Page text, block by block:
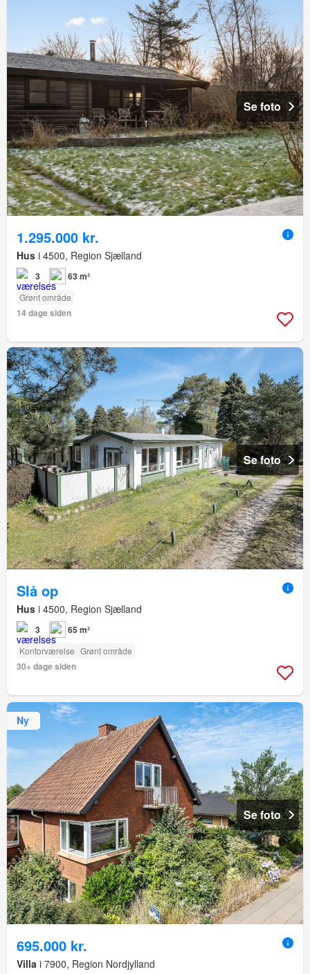
Se foto
1.295.000 kr.
Hus i 4500, Region Sjælland
3 63 m²
Grønt område
14 dage siden
Se foto
Slå op
Hus i 4500, Region Sjælland
3 65 m²
Kontorværelse Grønt område
30+ dage siden
Ny
Se foto
695.000 kr.
Villa i 7900, Region Nordjylland